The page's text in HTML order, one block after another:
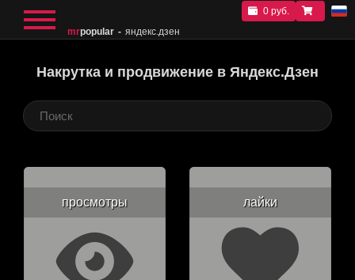
mrpopular яндекс.дзен
0 руб.
Накрутка и продвижение в Яндекс.Дзен
просмотры лайки